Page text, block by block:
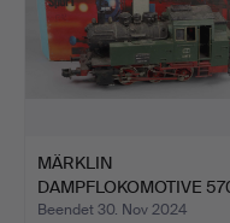
MÄRKLIN
DAMPFLOKOMOTIVE
SPUR 1.
Beendet 30. Nov 2024